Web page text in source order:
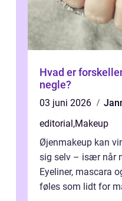
Hvad er
negle?
03 juni 2026
editorial ,Makeup
Øjenmakeup kan
sig selv – især når
Eyeliner, mascara
føles som lidt for